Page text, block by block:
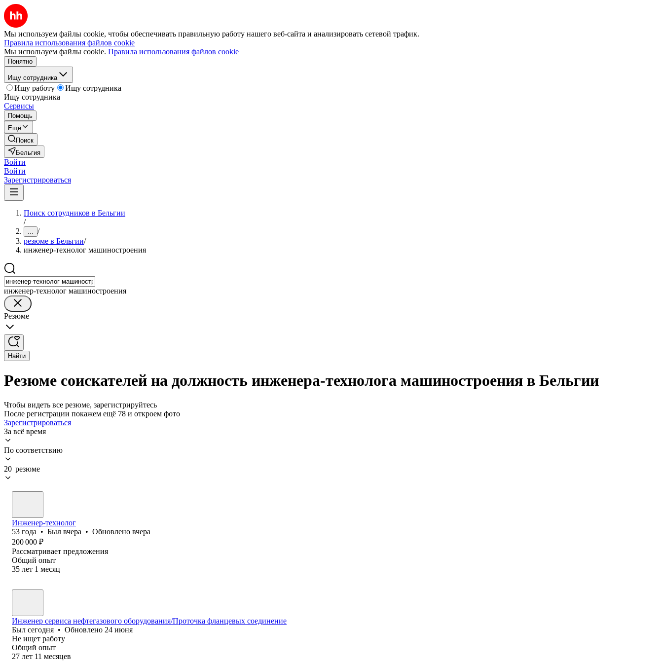
Мы используем файлы cookie, чтобы обеспечивать правильную работу нашего веб-сайта и анализировать сетевой трафик.
Правила использования файлов cookie
Мы используем файлы cookie. Правила использования файлов cookie
Понятно
Ищу сотрудника
Ищу работу
Ищу сотрудника
Ищу сотрудника
Сервисы
Помощь
Ещё
Поиск
Бельгия
Войти
Войти
Зарегистрироваться
Поиск сотрудников в Бельгии
/
... /
резюме в Бельгии/
инженер-технолог машиностроения
инженер-технолог машиностроения
Резюме
Найти
Резюме соискателей на должность инженера-технолога машиностроения в Бельгии
Чтобы видеть все резюме, зарегистрируйтесь
После регистрации покажем ещё 78 и откроем фото
Зарегистрироваться
За всё время
По соответствию
20 резюме
Инженер-технолог
53 года • Был вчера • Обновлено вчера
200 000 ₽
Рассматривает предложения
Общий опыт
35 лет 1 месяц
Инженер сервиса нефтегазового оборудования/Проточка фланцевых соединение
Был сегодня • Обновлено 24 июня
Не ищет работу
Общий опыт
27 лет 11 месяцев